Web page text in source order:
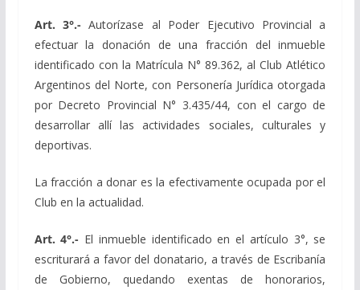
Art. 3°.- Autorízase al Poder Ejecutivo Provincial a
efectuar la donación de una fracción del inmueble
identificado con la Matrícula N° 89.362, al Club Atlético
Argentinos del Norte, con Personería Jurídica otorgada
por Decreto Provincial N° 3.435/44, con el cargo de
desarrollar allí las actividades sociales, culturales y
deportivas.
La fracción a donar es la efectivamente ocupada por el
Club en la actualidad.
Art. 4°.- El inmueble identificado en el artículo 3°, se
escriturará a favor del donatario, a través de Escribanía
de Gobierno, quedando exentas de honorarios,